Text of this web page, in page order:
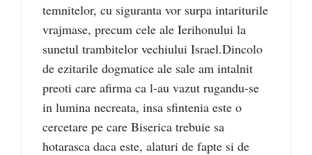
temnitelor, cu siguranta vor surpa intariturile
vrajmase, precum cele ale Ierihonului la
sunetul trambitelor vechiului Israel.Dincolo
de ezitarile dogmatice ale sale am intalnit
preoti care afirma ca l-au vazut rugandu-se
in lumina necreata, insa sfintenia este o
cercetare pe care Biserica trebuie sa
hotarasca daca este, alaturi de fapte si de